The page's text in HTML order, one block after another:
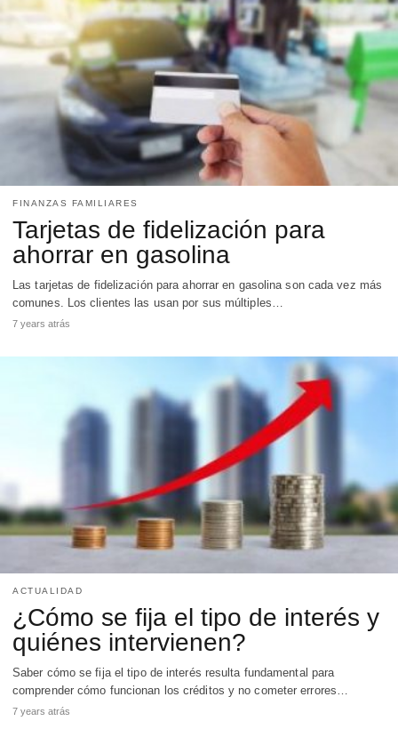
FINANZAS FAMILIARES
Tarjetas de fidelización para
ahorrar en gasolina
Las tarjetas de fidelización para ahorrar en gasolina son cada vez más
comunes. Los clientes las usan por sus múltiples…
7 years atrás
ACTUALIDAD
¿Cómo se fija el tipo de interés y
quiénes intervienen?
Saber cómo se fija el tipo de interés resulta fundamental para
comprender cómo funcionan los créditos y no cometer errores…
7 years atrás